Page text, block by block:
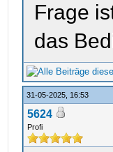
Frage
das
31-05-2025, 16:53
5624
Profi